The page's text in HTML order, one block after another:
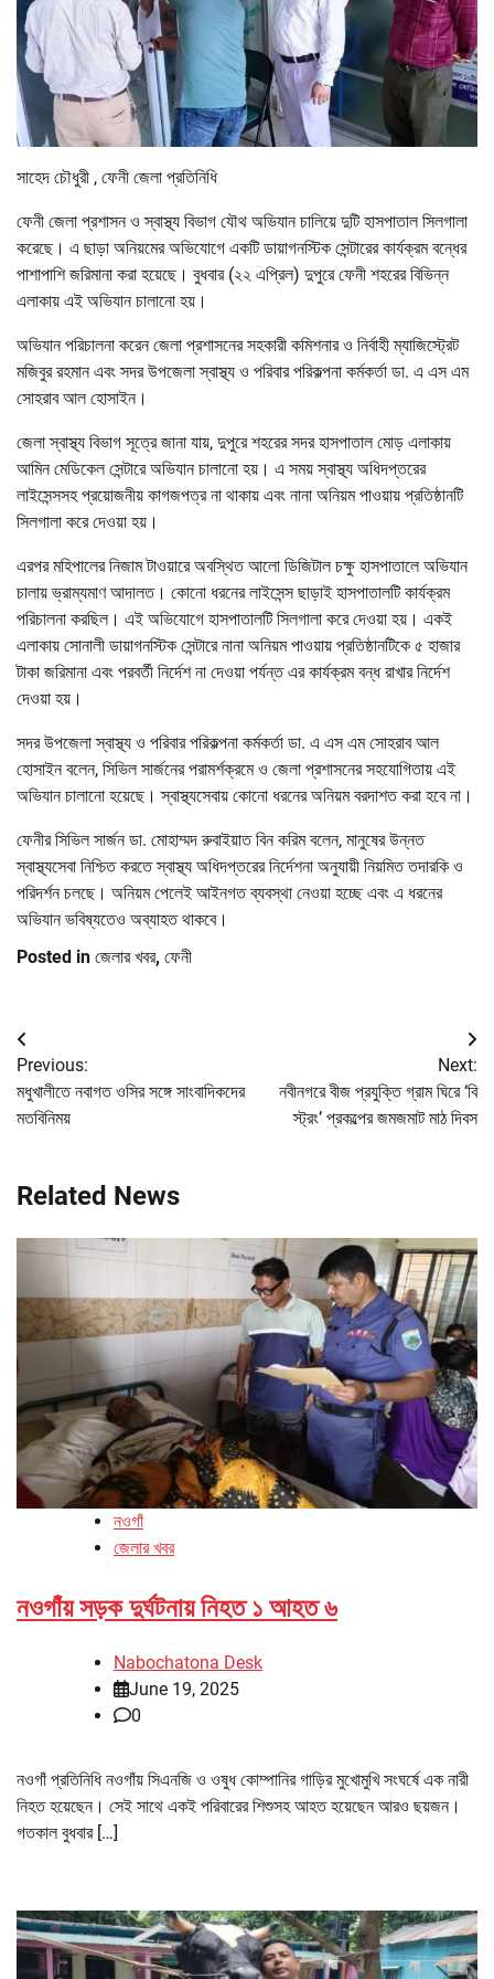
সাহেদ চৌধুরী , ফেনী জেলা প্রতিনিধি
ফেনী জেলা প্রশাসন ও স্বাস্থ্য বিভাগ যৌথ অভিযান চালিয়ে দুটি হাসপাতাল সিলগালা
করেছে। এ ছাড়া অনিয়মের অভিযোগে একটি ডায়াগনস্টিক সেন্টারের কার্যক্রম বন্ধের
পাশাপাশি জরিমানা করা হয়েছে। বুধবার (২২ এপ্রিল) দুপুরে ফেনী শহরের বিভিন্ন
এলাকায় এই অভিযান চালানো হয়।
অভিযান পরিচালনা করেন জেলা প্রশাসনের সহকারী কমিশনার ও নির্বাহী ম্যাজিস্ট্রেট
মজিবুর রহমান এবং সদর উপজেলা স্বাস্থ্য ও পরিবার পরিকল্পনা কর্মকর্তা ডা. এ এস এম
সোহরাব আল হোসাইন।
জেলা স্বাস্থ্য বিভাগ সূত্রে জানা যায়, দুপুরে শহরের সদর হাসপাতাল মোড় এলাকায়
আমিন মেডিকেল সেন্টারে অভিযান চালানো হয়। এ সময় স্বাস্থ্য অধিদপ্তরের
লাইসেন্সসহ প্রয়োজনীয় কাগজপত্র না থাকায় এবং নানা অনিয়ম পাওয়ায় প্রতিষ্ঠানটি
সিলগালা করে দেওয়া হয়।
এরপর মহিপালের নিজাম টাওয়ারে অবস্থিত আলো ডিজিটাল চক্ষু হাসপাতালে অভিযান
চালায় ভ্রাম্যমাণ আদালত। কোনো ধরনের লাইসেন্স ছাড়াই হাসপাতালটি কার্যক্রম
পরিচালনা করছিল। এই অভিযোগে হাসপাতালটি সিলগালা করে দেওয়া হয়। একই
এলাকায় সোনালী ডায়াগনস্টিক সেন্টারে নানা অনিয়ম পাওয়ায় প্রতিষ্ঠানটিকে ৫ হাজার
টাকা জরিমানা এবং পরবর্তী নির্দেশ না দেওয়া পর্যন্ত এর কার্যক্রম বন্ধ রাখার নির্দেশ
দেওয়া হয়।
সদর উপজেলা স্বাস্থ্য ও পরিবার পরিকল্পনা কর্মকর্তা ডা. এ এস এম সোহরাব আল
হোসাইন বলেন, সিভিল সার্জনের পরামর্শক্রমে ও জেলা প্রশাসনের সহযোগিতায় এই
অভিযান চালানো হয়েছে। স্বাস্থ্যসেবায় কোনো ধরনের অনিয়ম বরদাশত করা হবে না।
ফেনীর সিভিল সার্জন ডা. মোহাম্মদ রুবাইয়াত বিন করিম বলেন, মানুষের উন্নত
স্বাস্থ্যসেবা নিশ্চিত করতে স্বাস্থ্য অধিদপ্তরের নির্দেশনা অনুযায়ী নিয়মিত তদারকি ও
পরিদর্শন চলছে। অনিয়ম পেলেই আইনগত ব্যবস্থা নেওয়া হচ্ছে এবং এ ধরনের
অভিযান ভবিষ্যতেও অব্যাহত থাকবে।
Posted in জেলার খবর, ফেনী
Post
navigation
Previous:
মধুখালীতে নবাগত ওসির সঙ্গে সাংবাদিকদের
মতবিনিময়
Next:
নবীনগরে বীজ প্রযুক্তি গ্রাম ঘিরে ‘বি
স্ট্রং’ প্রকল্পের জমজমাট মাঠ দিবস
Related News
নওগাঁ
জেলার খবর
নওগাঁয় সড়ক দুর্ঘটনায় নিহত ১ আহত ৬
Nabochatona Desk
June 19, 2025
0
নওগাঁ প্রতিনিধি নওগাঁয় সিএনজি ও ওষুধ কোম্পানির গাড়ির মুখোমুখি সংঘর্ষে এক নারী
নিহত হয়েছেন। সেই সাথে একই পরিবারের শিশুসহ আহত হয়েছেন আরও ছয়জন।
গতকাল বুধবার […]